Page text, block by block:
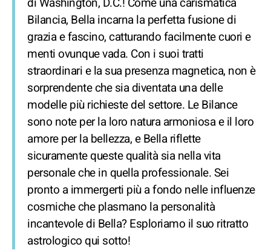
Bilancia, Bella incarna la perfetta fusione di
grazia e fascino, catturando facilmente cuori e
menti ovunque vada. Con i suoi tratti
straordinari e la sua presenza magnetica, non è
sorprendente che sia diventata una delle
modelle più richieste del settore. Le Bilance
sono note per la loro natura armoniosa e il loro
amore per la bellezza, e Bella riflette
sicuramente queste qualità sia nella vita
personale che in quella professionale. Sei
pronto a immergerti più a fondo nelle influenze
cosmiche che plasmano la personalità
incantevole di Bella? Esploriamo il suo ritratto
astrologico qui sotto!